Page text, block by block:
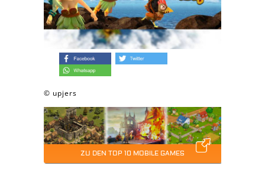
© upjers
ZU DEN TOP 10 MOBILE GAMES